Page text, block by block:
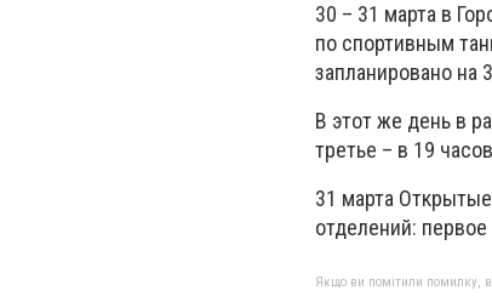
30 – 31 марта в
по спортивным
запланировано на
В этот же день в
третье – в 19
31 марта
отделений:
Якщо ви помітили помилку,